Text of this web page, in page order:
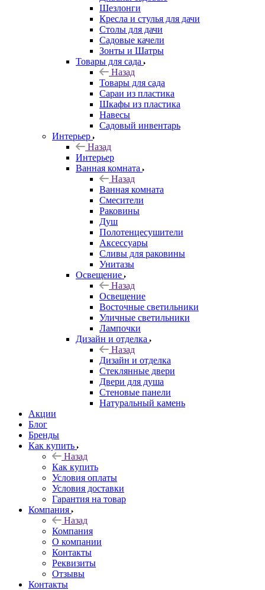
Шезлонги
Кресла и стулья для дачи
Столы для дачи
Садовые качели
Зонты и Шатры
Товары для сада
Назад
Товары для сада
Сараи из пластика
Шкафы из пластика
Навесы
Садовый инвентарь
Интерьер
Назад
Интерьер
Ванная комната
Назад
Ванная комната
Смесители
Раковины
Душ
Полотенцесушители
Аксессуары
Сливы для раковины
Унитазы
Освещение
Назад
Освещение
Восточные светильники
Уличные светильники
Лампочки
Дизайн и отделка
Назад
Дизайн и отделка
Стеклянные двери
Двери для душа
Стеновые панели
Натуральный камень
Акции
Блог
Бренды
Как купить
Назад
Как купить
Условия оплаты
Условия доставки
Гарантия на товар
Компания
Назад
Компания
О компании
Контакты
Реквизиты
Отзывы
Контакты